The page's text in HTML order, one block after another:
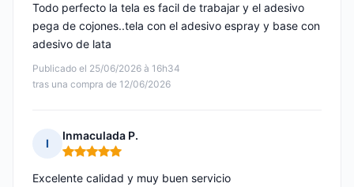
Publicado el 25/06/2026 à 16h34
tras una compra de 12/06/2026
Todo perfecto la tela es facil de trabajar y el adesivo
pega de cojones..tela con el adesivo espray y base con
adesivo de lata
I
Inmaculada P.
Nota: 5 de 5
Excelente calidad y muy buen servicio